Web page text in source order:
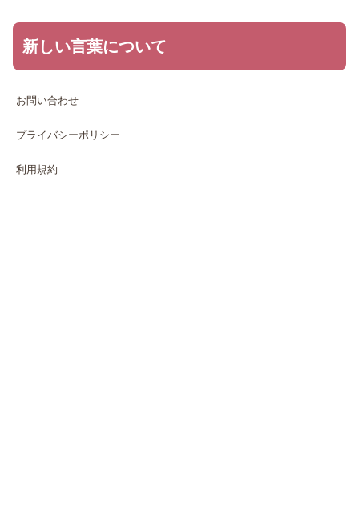
新しい言葉について
お問い合わせ
プライバシーポリシー
利用規約